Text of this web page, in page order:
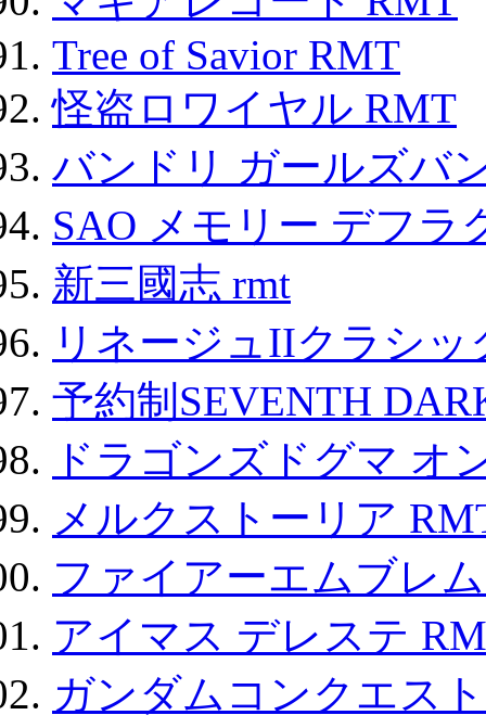
Tree of Savior RMT
怪盗ロワイヤル RMT
バンドリ ガールズバ
SAO メモリー デフラ
新三國志 rmt
リネージュIIクラシ
予約制SEVENTH
ドラゴンズドグマ オ
メルクストーリア
ファイアーエムブレ
アイマス デレステ
ガンダムコンクエスト